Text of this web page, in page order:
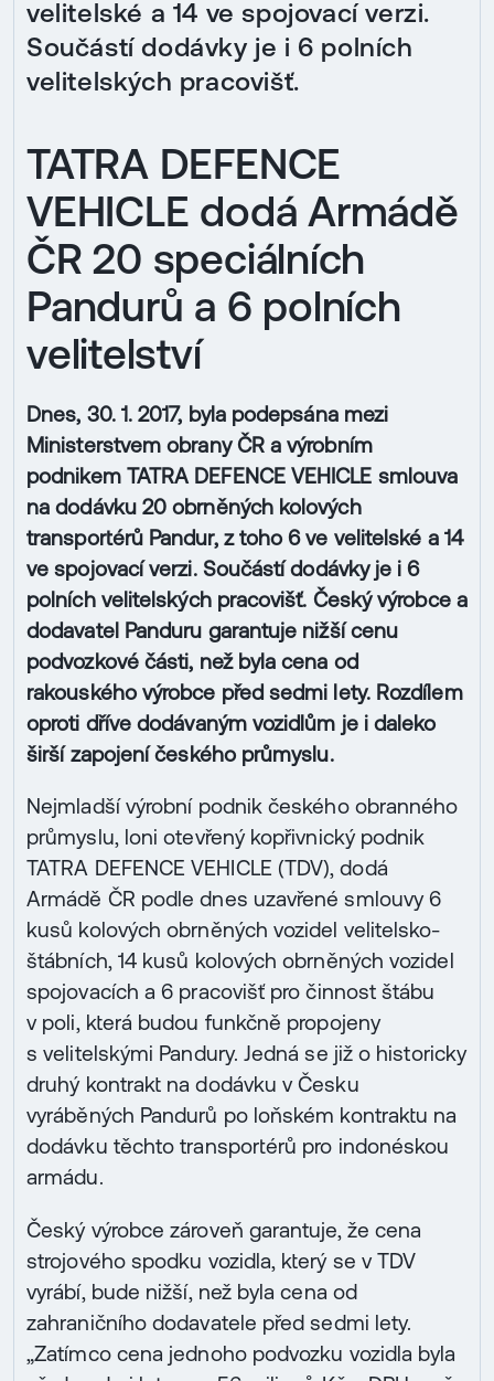
velitelské a 14 ve spojovací verzi.
Součástí dodávky je i 6 polních
velitelských pracovišť.
TATRA DEFENCE
VEHICLE dodá Armádě
ČR 20 speciálních
Pandurů a 6 polních
velitelství
Dnes, 30. 1. 2017, byla podepsána mezi
Ministerstvem obrany ČR a výrobním
podnikem TATRA DEFENCE VEHICLE smlouva
na dodávku 20 obrněných kolových
transportérů Pandur, z toho 6 ve velitelské a 14
ve spojovací verzi. Součástí dodávky je i 6
polních velitelských pracovišť. Český výrobce a
dodavatel Panduru garantuje nižší cenu
podvozkové části, než byla cena od
rakouského výrobce před sedmi lety. Rozdílem
oproti dříve dodávaným vozidlům je i daleko
širší zapojení českého průmyslu.
Nejmladší výrobní podnik českého obranného
průmyslu, loni otevřený kopřivnický podnik
TATRA DEFENCE VEHICLE (TDV), dodá
Armádě ČR podle dnes uzavřené smlouvy 6
kusů kolových obrněných vozidel velitelsko-
štábních, 14 kusů kolových obrněných vozidel
spojovacích a 6 pracovišť pro činnost štábu
v poli, která budou funkčně propojeny
s velitelskými Pandury. Jedná se již o historicky
druhý kontrakt na dodávku v Česku
vyráběných Pandurů po loňském kontraktu na
dodávku těchto transportérů pro indonéskou
armádu.
Český výrobce zároveň garantuje, že cena
strojového spodku vozidla, který se v TDV
vyrábí, bude nižší, než byla cena od
zahraničního dodavatele před sedmi lety.
„Zatímco cena jednoho podvozku vozidla byla